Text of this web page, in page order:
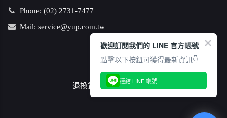
Phone: (02) 2731-7477
Mail: service@yup.com.tw
退換貨說明/隱私權政策
歡迎訂閱我們的 LINE 官方帳號
點擊以下按鈕可獲得最新資訊👇
連結 LINE 帳號